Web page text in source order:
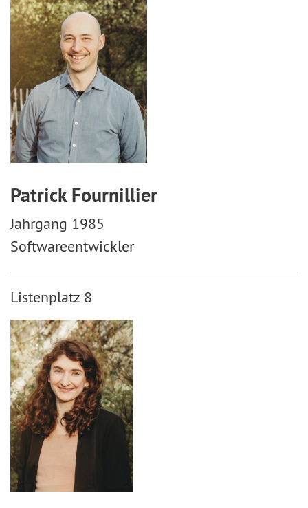
Patrick Fournillier
Jahrgang 1985
Softwareentwickler
Listenplatz 8